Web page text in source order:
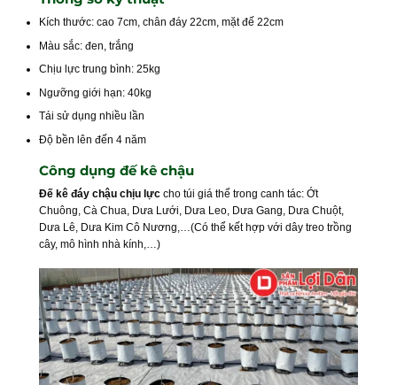
Kích thước: cao 7cm, chân đáy 22cm, mặt đế 22cm
Màu sắc: đen, trắng
Chịu lực trung bình: 25kg
Ngưỡng giới hạn: 40kg
Tái sử dụng nhiều lần
Độ bền lên đến 4 năm
Công dụng đế kê chậu
Đế kê đáy chậu chịu lựccho túi giá thể trong canh tác: Ớt
Chuông, Cà Chua, Dưa Lưới, Dưa Leo, Dưa Gang, Dưa Chuột,
Dưa Lê, Dưa Kim Cô Nương,…(Có thể kết hợp với dây treo trồng
cây, mô hình nhà kính,…)